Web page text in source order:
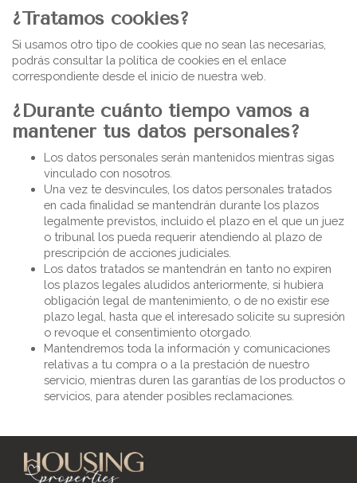
¿Tratamos cookies?
Si usamos otro tipo de cookies que no sean las necesarias,
podrás consultar la política de cookies en el enlace
correspondiente desde el inicio de nuestra web.
¿Durante cuánto tiempo vamos a
mantener tus datos personales?
Los datos personales serán mantenidos mientras sigas
vinculado con nosotros.
Una vez te desvincules, los datos personales tratados
en cada finalidad se mantendrán durante los plazos
legalmente previstos, incluido el plazo en el que un juez
o tribunal los pueda requerir atendiendo al plazo de
prescripción de acciones judiciales.
Los datos tratados se mantendrán en tanto no expiren
los plazos legales aludidos anteriormente, si hubiera
obligación legal de mantenimiento, o de no existir ese
plazo legal, hasta que el interesado solicite su supresión
o revoque el consentimiento otorgado.
Mantendremos toda la información y comunicaciones
relativas a tu compra o a la prestación de nuestro
servicio, mientras duren las garantías de los productos o
servicios, para atender posibles reclamaciones.